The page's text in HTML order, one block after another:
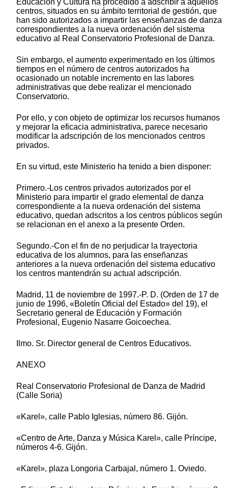
centros, situados en su ámbito territorial de gestión, que
han sido autorizados a impartir las enseñanzas de danza
correspondientes a la nueva ordenación del sistema
educativo al Real Conservatorio Profesional de Danza.
Sin embargo, el aumento experimentado en los últimos
tiempos en el número de centros autorizados ha
ocasionado un notable incremento en las labores
administrativas que debe realizar el mencionado
Conservatorio.
Por ello, y con objeto de optimizar los recursos humanos
y mejorar la eficacia administrativa, parece necesario
modificar la adscripción de los mencionados centros
privados.
En su virtud, este Ministerio ha tenido a bien disponer:
Primero.-Los centros privados autorizados por el
Ministerio para impartir el grado elemental de danza
correspondiente a la nueva ordenación del sistema
educativo, quedan adscritos a los centros públicos según
se relacionan en el anexo a la presente Orden.
Segundo.-Con el fin de no perjudicar la trayectoria
educativa de los alumnos, para las enseñanzas
anteriores a la nueva ordenación del sistema educativo
los centros mantendrán su actual adscripción.
Madrid, 11 de noviembre de 1997.-P. D. (Orden de 17 de
junio de 1996, «Boletín Oficial del Estado» del 19), el
Secretario general de Educación y Formación
Profesional, Eugenio Nasarre Goicoechea.
Ilmo. Sr. Director general de Centros Educativos.
ANEXO
Real Conservatorio Profesional de Danza de Madrid
(Calle Soria)
«Karel», calle Pablo Iglesias, número 86. Gijón.
«Centro de Arte, Danza y Música Karel», calle Príncipe,
números 4-6. Gijón.
«Karel», plaza Longoria Carbajal, número 1. Oviedo.